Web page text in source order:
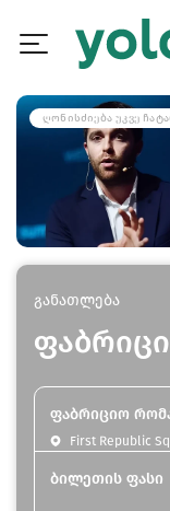
ᲦᲝᲜᲘᲡᲫᲘᲔᲑᲐ ᲣᲙᲕᲔ
განათლება
ფაბრიციო
First Republic
ბილეთის ფასი